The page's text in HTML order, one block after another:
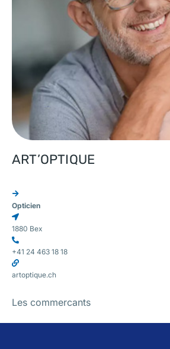
ART’OPTIQUE
Opticien
1880 Bex
+41 24 463 18 18
artoptique.ch
Les commercants